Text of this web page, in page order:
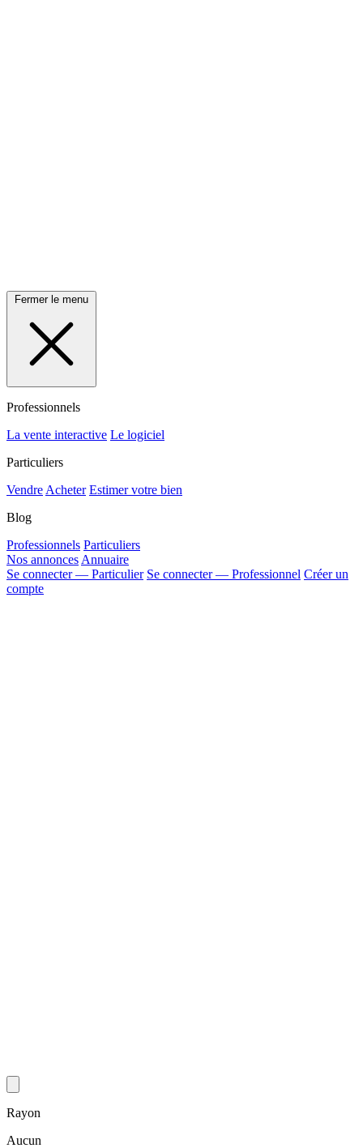
Fermer le menu
Professionnels
La vente interactive Le logiciel
Particuliers
Vendre Acheter Estimer votre bien
Blog
Professionnels Particuliers
Nos annonces Annuaire
Se connecter — Particulier Se connecter — Professionnel Créer un
compte
Rayon
Aucun